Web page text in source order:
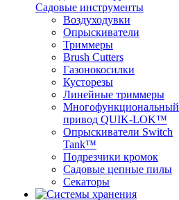
Садовые инструменты
Воздуходувки
Опрыскиватели
Триммеры
Brush Cutters
Газонокосилки
Кусторезы
Линейные триммеры
Многофункциональный
привод QUIK-LOK™
Опрыскиватели Switch
Tank™
Подрезчики кромок
Садовые цепные пилы
Секаторы